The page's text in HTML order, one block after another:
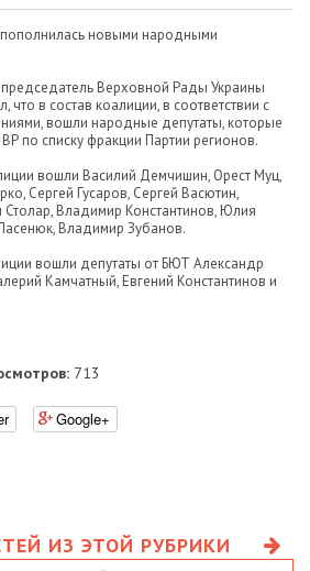
новыми народными
Верховной Рады Украины
в состав коалиции, в соответствии с
вошли народные депутаты, которые
по списку фракции Партии регионов.
вошли Василий Демчишин, Орест Муц,
Сергей Гусаров, Сергей Васютин,
Владимир Константинов, Юлия
Владимир Зубанов.
вошли депутаты от БЮТ Александр
Камчатный, Евгений Константинов и
713
Google+
ИЗ ЭТОЙ РУБРИКИ